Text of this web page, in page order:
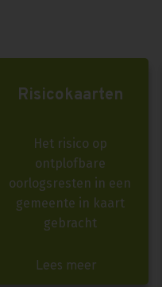
Risicokaarten
Het risico op
ontplofbare
oorlogsresten in een
gemeente in kaart
gebracht
Lees meer